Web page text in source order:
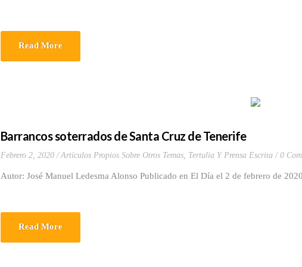
Read More
Barrancos soterrados de Santa Cruz de Tenerife
Febrero 2, 2020 Artículos Propios Sobre Otros Temas, Tertulia Y Prensa Escrita 0
Autor: José Manuel Ledesma Alonso Publicado en El Día el 2 de febrero de
Read More